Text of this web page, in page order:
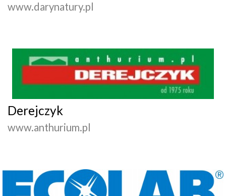
www.darynatury.pl
Derejczyk
www.anthurium.pl